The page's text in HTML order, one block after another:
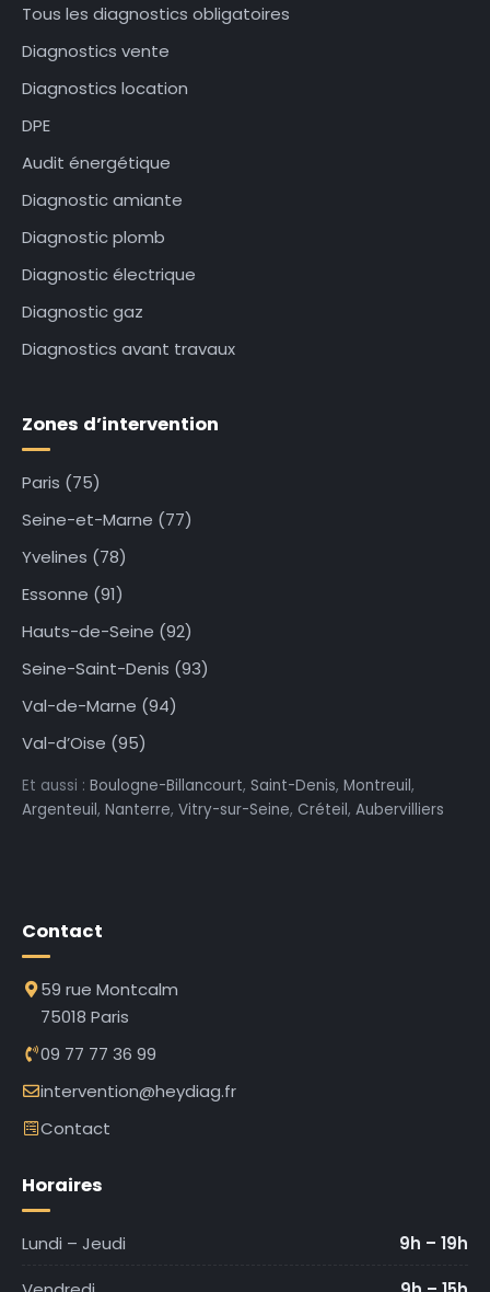
Tous les diagnostics obligatoires
Diagnostics vente
Diagnostics location
DPE
Audit énergétique
Diagnostic amiante
Diagnostic plomb
Diagnostic électrique
Diagnostic gaz
Diagnostics avant travaux
Zones d’intervention
Paris (75)
Seine-et-Marne (77)
Yvelines (78)
Essonne (91)
Hauts-de-Seine (92)
Seine-Saint-Denis (93)
Val-de-Marne (94)
Val-d’Oise (95)
Et aussi : Boulogne-Billancourt, Saint-Denis, Montreuil,
Argenteuil, Nanterre, Vitry-sur-Seine, Créteil, Aubervilliers
Contact
59 rue Montcalm
75018 Paris
09 77 77 36 99
intervention@heydiag.fr
Contact
Horaires
Lundi – Jeudi
9h – 19h